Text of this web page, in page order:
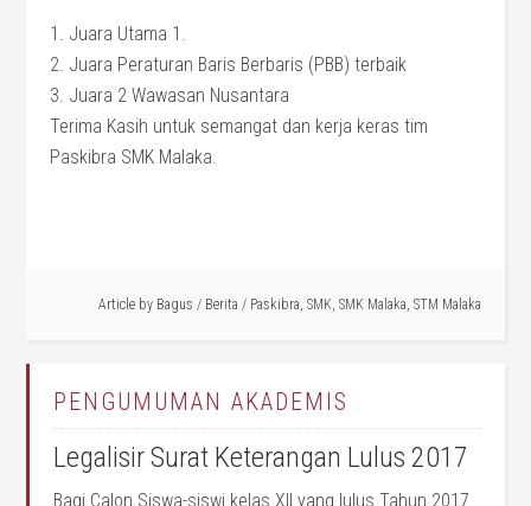
1. Juara Utama 1.
2. Juara Peraturan Baris Berbaris (PBB) terbaik
3. Juara 2 Wawasan Nusantara
Terima Kasih untuk semangat dan kerja keras tim
Paskibra SMK Malaka.
Article by Bagus / Berita / Paskibra SMK SMK Malaka STM Malaka
PENGUMUMAN AKADEMIS
Legalisir Surat Keterangan Lulus 2017
Bagi Calon Siswa-siswi kelas XII yang lulus Tahun 2017